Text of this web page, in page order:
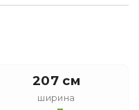
207 см
ширина